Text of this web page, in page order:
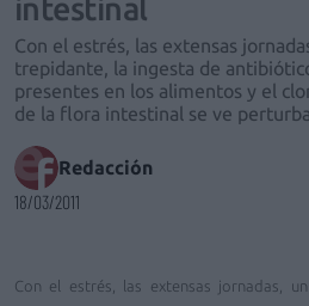
intestinal
Con el estrés, las extensas
trepidante, la ingesta de
presentes en los alimentos y el
de la flora intestinal se ve
Redacción
18/03/2011
Con el estrés, las extensas jornadas,